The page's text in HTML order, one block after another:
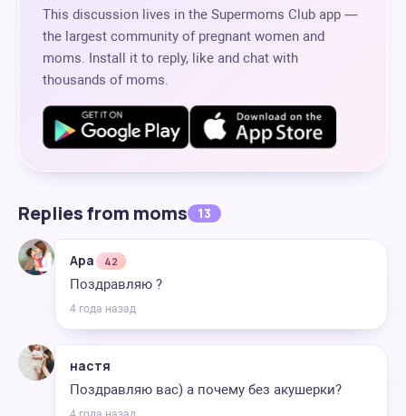
This discussion lives in the Supermoms Club app —
the largest community of pregnant women and
moms. Install it to reply, like and chat with
thousands of moms.
Replies from moms 13
Ара 42
Поздравляю ?
4 года назад
настя
Поздравляю вас) а почему без акушерки?